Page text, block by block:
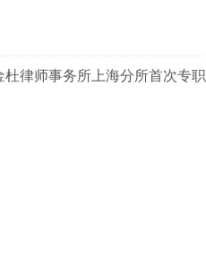
律师事务所上海分所首次专